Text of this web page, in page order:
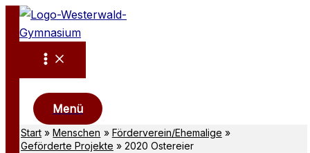
Zum
Inhalt
springen
Menü
Start Menschen
Förderverein/Ehemalige
Geförderte Projekte
2020 Ostereier